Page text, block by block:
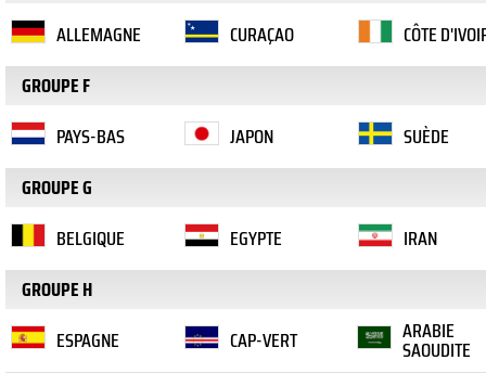
ALLEMAGNE
CURAÇAO
CÔTE
GROUPE F
PAYS-BAS
JAPON
SUÈDE
GROUPE G
BELGIQUE
EGYPTE
IRAN
GROUPE H
ESPAGNE
CAP-VERT ARABIE
SAOUDITE